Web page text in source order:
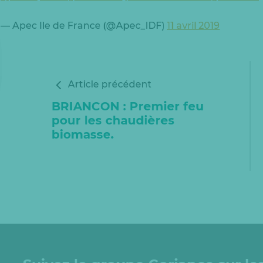
— Apec Ile de France (@Apec_IDF) 11 avril 2019
Article précédent
BRIANCON : Premier feu
pour les chaudières
biomasse.